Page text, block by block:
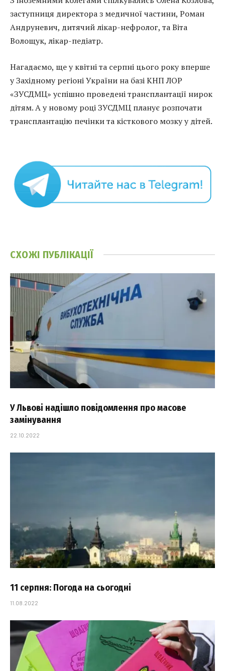
заступниця директора з медичної частини, Роман
Андруневич, дитячий лікар-нефролог, та Віта
Волощук, лікар-педіатр.
Нагадаємо, ще у квітні та серпні цього року вперше
у Західному регіоні України на базі КНП ЛОР
«ЗУСДМЦ» успішно проведені трансплантації нирок
дітям. А у новому році ЗУСДМЦ планує розпочати
трансплантацію печінки та кісткового мозку у дітей.
СХОЖІ ПУБЛІКАЦІЇ
У Львові надішло повідомлення про масове
замінування
22.10.2022
11 серпня: Погода на сьогодні
11.08.2022